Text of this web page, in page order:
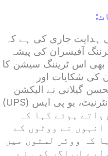
ہدایت جاری کی ہے کہ
آفیسران کی پیشہ
بھی اس ٹریننگ سیشن کا
کی شکایات اور
گیلانی نے الیکشن
کمیشن پونچھ ہاؤس کو تمام ضروری تکنیکی سامان بشمول انٹرنیٹ، یو پی ایس (UPS)
ہوئے کہا کہ
نے ووٹوں کے
کہ ووٹر لسٹوں میں
لیے اب اگر کسی نے